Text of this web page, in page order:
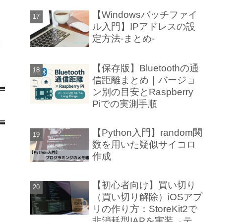
【Windowsバッチファイ
ル入門】IPアドレスの設
定方法-まとめ-
【保存版】Bluetoothの通
信距離まとめ｜バージョ
ン別の目安とRaspberry
Piでの実測手順
【Python入門】random関
数を用いた疑似サイコロ
作成
【初心者向け】買い切り
（買い切り解除）iOSアプ
リの作り方：StoreKit2で